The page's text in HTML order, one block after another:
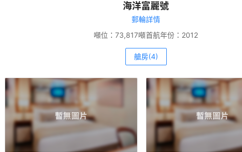
海洋富麗號
郵輪詳情
噸位： 73,817噸首航年份： 2012
艙房(4)